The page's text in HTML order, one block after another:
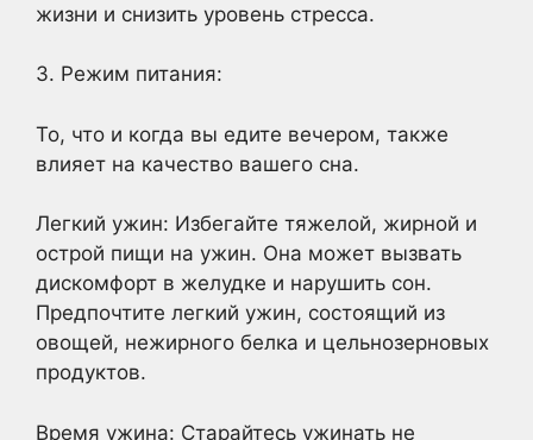
жизни и снизить уровень стресса.
3. Режим питания:
То, что и когда вы едите вечером, также
влияет на качество вашего сна.
Легкий ужин: Избегайте тяжелой, жирной и
острой пищи на ужин. Она может вызвать
дискомфорт в желудке и нарушить сон.
Предпочтите легкий ужин, состоящий из
овощей, нежирного белка и цельнозерновых
продуктов.
Время ужина: Старайтесь ужинать не